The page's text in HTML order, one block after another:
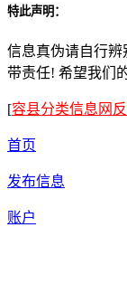
特此声明：
信息真伪请自行
带责任! 希望我们
[容县分类信息网
首页
发布信息
账户